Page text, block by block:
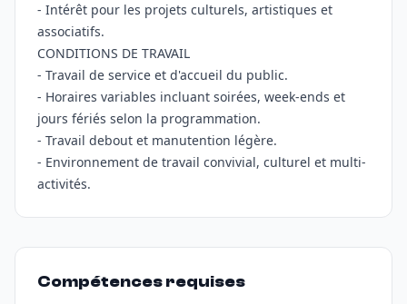
- Intérêt pour les projets culturels, artistiques et
associatifs.
CONDITIONS DE TRAVAIL
- Travail de service et d'accueil du public.
- Horaires variables incluant soirées, week-ends et
jours fériés selon la programmation.
- Travail debout et manutention légère.
- Environnement de travail convivial, culturel et multi-
activités.
Compétences requises